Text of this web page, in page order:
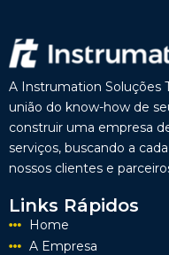
A Instrumation Soluções
união do know-how de
construir uma empresa
serviços, buscando a
nossos clientes e
Links Rápidos
Home
A Empresa